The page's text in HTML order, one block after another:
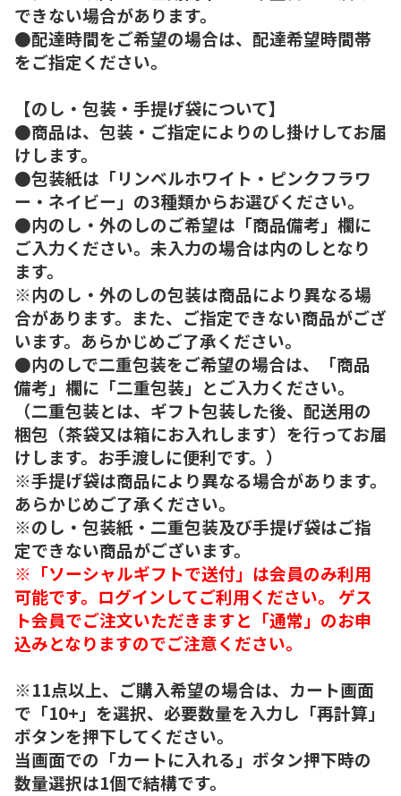
できない場合があります。
●配達時間をご希望の場合は、配達希望時間帯
をご指定ください。
【のし・包装・手提げ袋について】
●商品は、包装・ご指定によりのし掛けしてお届
けします。
●包装紙は「リンベルホワイト・ピンクフラワ
ー・ネイビー」の3種類からお選びください。
●内のし・外のしのご希望は「商品備考」欄に
ご入力ください。未入力の場合は内のしとなり
ます。
※内のし・外のしの包装は商品により異なる場
合があります。また、ご指定できない商品がござ
います。あらかじめご了承ください。
●内のしで二重包装をご希望の場合は、「商品
備考」欄に「二重包装」とご入力ください。
（二重包装とは、ギフト包装した後、配送用の
梱包（茶袋又は箱にお入れします）を行ってお届
けします。お手渡しに便利です。）
※手提げ袋は商品により異なる場合があります。
あらかじめご了承ください。
※のし・包装紙・二重包装及び手提げ袋はご指
定できない商品がございます。
※「ソーシャルギフトで送付」は会員のみ利用
可能です。ログインしてご利用ください。 ゲス
ト会員でご注文いただきますと「通常」のお申
込みとなりますのでご注意ください。
※11点以上、ご購入希望の場合は、カート画面
で「10+」を選択、必要数量を入力し「再計算」
ボタンを押下してください。
当画面での「カートに入れる」ボタン押下時の
数量選択は1個で結構です。